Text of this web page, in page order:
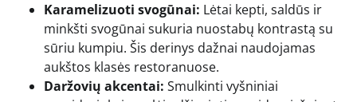
Karamelizuoti svogūnai: Lėtai kepti, saldūs ir
minkšti svogūnai sukuria nuostabų kontrastą su
sūriu kumpiu. Šis derinys dažnai naudojamas
aukštos klasės restoranuose.
Daržovių akcentai: Smulkinti vyšniniai